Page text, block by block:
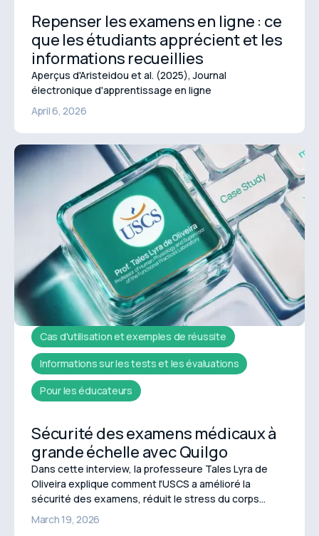
Repenser les examens en ligne : ce
que les étudiants apprécient et les
informations recueillies
Aperçus d'Aristeidou et al. (2025), Journal
électronique d'apprentissage en ligne
April 6, 2026
Cas d'utilisation et exemples de réussite
Informations sur les tests et les évaluations
Pour les éducateurs
Sécurité des examens médicaux à
grande échelle avec Quilgo
Dans cette interview, la professeure Tales Lyra de
Oliveira explique comment l'USCS a amélioré la
sécurité des examens, réduit le stress du corps
enseignant et renforcé l'intégrité académique en
utilisant Quilgo.
March 19, 2026